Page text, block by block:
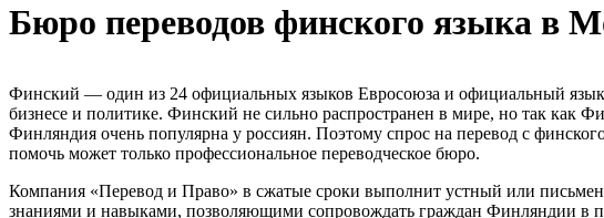
Бюро переводов финского языка в
Финский — один из 24 официальных языков Евросоюза и официальный
бизнесе и политике. Финский не сильно распространен в мире, но так
Финляндия очень популярна у россиян. Поэтому спрос на перевод с
помочь может только профессиональное переводческое бюро.
Компания «Перевод и Право» в сжатые сроки выполнит устный или
знаниями и навыками, позволяющими сопровождать граждан Финляндии в